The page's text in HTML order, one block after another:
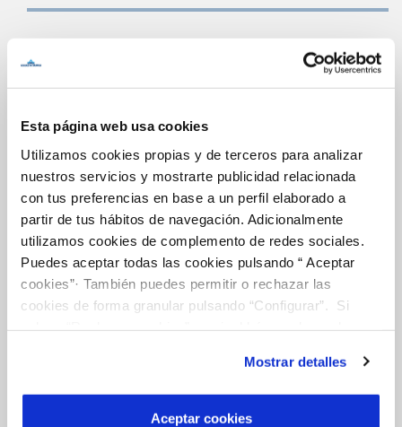
Esta página web usa cookies
Utilizamos cookies propias y de terceros para analizar
nuestros servicios y mostrarte publicidad relacionada
con tus preferencias en base a un perfil elaborado a
partir de tus hábitos de navegación. Adicionalmente
utilizamos cookies de complemento de redes sociales.
Puedes aceptar todas las cookies pulsando “ Aceptar
cookies”· También puedes permitir o rechazar las
cookies de forma granular pulsando “Configurar”. Si
son indispensables para que el sitio web funcione y que
por tanto no se pueden desactivar. Puedes consultar
más información en nuestraPolítica de Cookies
Mostrar detalles
Aceptar cookies
Tu Agua
NUESTRO PAPEL EN EL CICLO URBANO
CALIDAD
CUIDADOS DEL AGUA